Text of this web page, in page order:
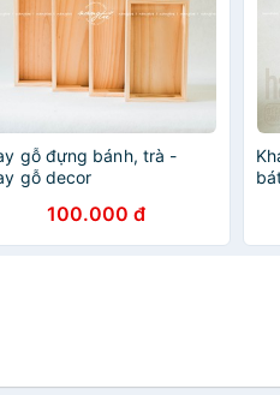
gỗ đựng bánh, trà -
gỗ decor
100.000 đ